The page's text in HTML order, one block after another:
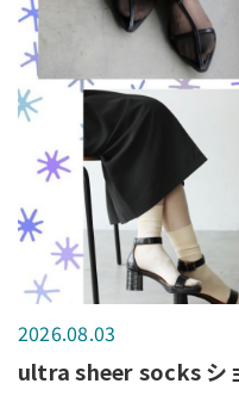
2026.08.03
ultra sheer socks シ